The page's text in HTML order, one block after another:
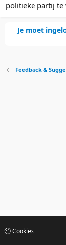
politieke partij te
Je moet
Feedback &
Cookies